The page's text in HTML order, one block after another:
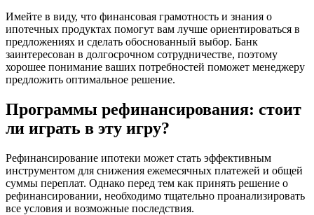
Имейте в виду, что финансовая грамотность и знания о
ипотечных продуктах помогут вам лучше ориентироваться в
предложениях и сделать обоснованный выбор. Банк
заинтересован в долгосрочном сотрудничестве, поэтому
хорошее понимание ваших потребностей поможет менеджеру
предложить оптимальное решение.
Программы рефинансирования: стоит
ли играть в эту игру?
Рефинансирование ипотеки может стать эффективным
инструментом для снижения ежемесячных платежей и общей
суммы переплат. Однако перед тем как принять решение о
рефинансировании, необходимо тщательно проанализировать
все условия и возможные последствия.